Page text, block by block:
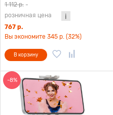
башмаком
1 112 р. -
розничная цена
767 р.
Вы экономите 345 р. (32%)
В корзину
-8%